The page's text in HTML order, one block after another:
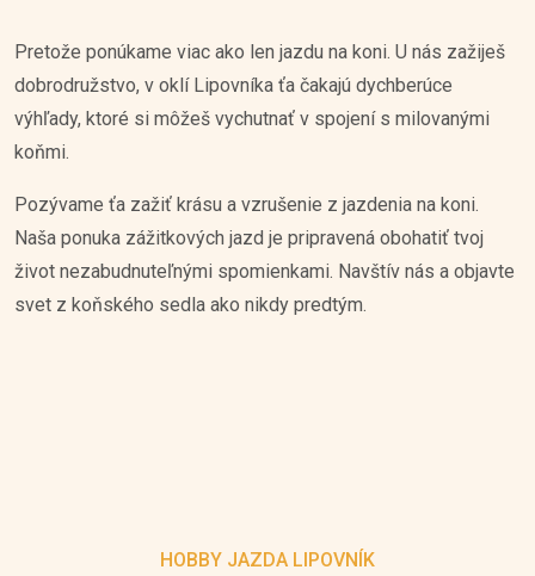
Pretože ponúkame viac ako len jazdu na koni. U nás zažiješ
dobrodružstvo, v oklí Lipovníka ťa čakajú dychberúce
výhľady, ktoré si môžeš vychutnať v spojení s milovanými
koňmi.
Pozývame ťa zažiť krásu a vzrušenie z jazdenia na koni.
Naša ponuka zážitkových jazd je pripravená obohatiť tvoj
život nezabudnuteľnými spomienkami. Navštív nás a objavte
svet z koňského sedla ako nikdy predtým.
HOBBY JAZDA LIPOVNÍK